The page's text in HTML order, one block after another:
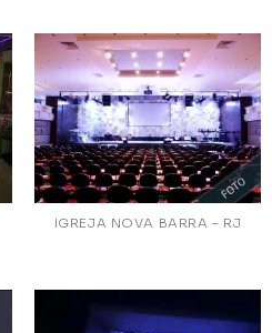
IGREJA NOVA BARRA – RJ